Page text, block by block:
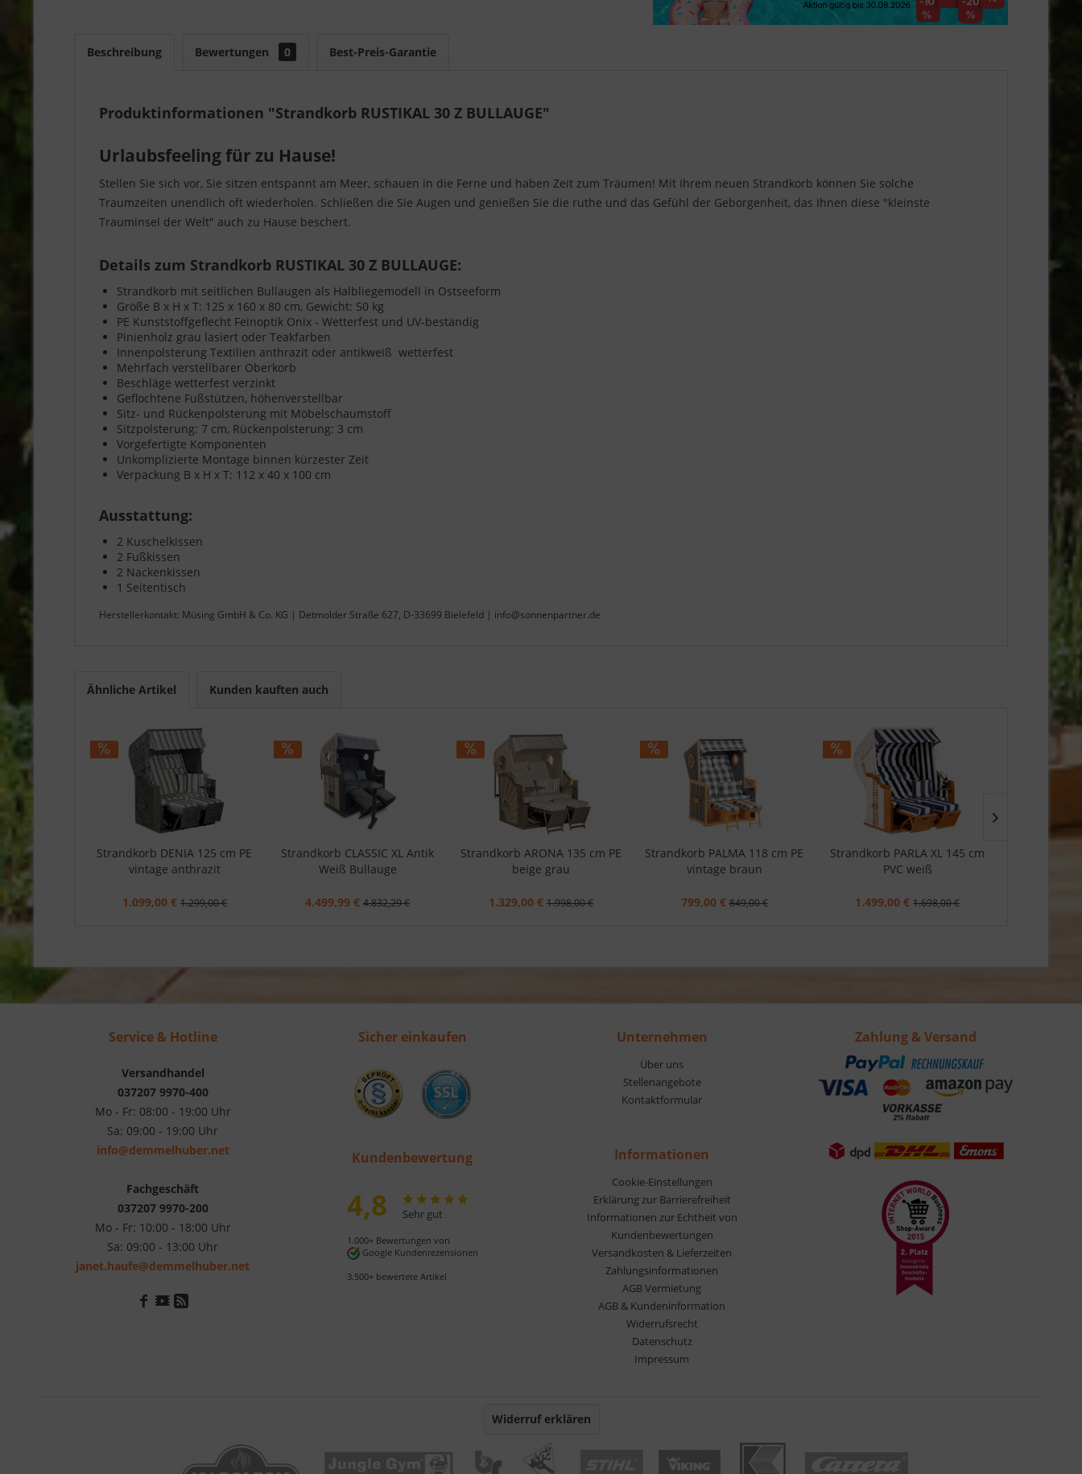
Beschreibung Bewertungen 0 Best-Preis-Garantie
Produktinformationen "Strandkorb RUSTIKAL 30 Z BULLAUGE"
Urlaubsfeeling für zu Hause!
Stellen Sie sich vor, Sie sitzen entspannt am Meer, schauen in die Ferne und haben Zeit zum Träumen! Mit Ihrem neuen Strandkorb können Sie solche
Traumzeiten unendlich oft wiederholen. Schließen die Sie Augen und genießen Sie die ruthe und das Gefühl der Geborgenheit, das Ihnen diese "kleinste
Trauminsel der Welt" auch zu Hause beschert.
Details zum Strandkorb RUSTIKAL 30 Z BULLAUGE:
Strandkorb mit seitlichen Bullaugen als Halbliegemodell in Ostseeform
Größe B x H x T: 125 x 160 x 80 cm, Gewicht: 50 kg
PE Kunststoffgeflecht Feinoptik Onix - Wetterfest und UV-beständig
Pinienholz grau lasiert oder Teakfarben
Innenpolsterung Textilien anthrazit oder antikweiß wetterfest
Mehrfach verstellbarer Oberkorb
Beschläge wetterfest verzinkt
Geflochtene Fußstützen, höhenverstellbar
Sitz- und Rückenpolsterung mit Möbelschaumstoff
Sitzpolsterung: 7 cm, Rückenpolsterung: 3 cm
Vorgefertigte Komponenten
Unkomplizierte Montage binnen kürzester Zeit
Verpackung B x H x T: 112 x 40 x 100 cm
Ausstattung:
2 Kuschelkissen
2 Fußkissen
2 Nackenkissen
1 Seitentisch
Herstellerkontakt: Müsing GmbH & Co. KG | Detmolder Straße 627, D-33699 Bielefeld | info@sonnenpartner.de
Ähnliche Artikel Kunden kauften auch
Strandkorb DENIA 125 cm PE
vintage anthrazit
1.099,00 € 1.299,00 €
Strandkorb CLASSIC XL Antik
Weiß Bullauge
4.499,99 € 4.832,29 €
Strandkorb ARONA 135 cm PE
beige grau
1.329,00 € 1.998,00 €
Strandkorb PALMA 118 cm PE
vintage braun
799,00 € 849,00 €
Strandkorb PARLA XL 145 cm
PVC weiß
1.499,00 € 1.698,00 €
AKTION
Service & Hotline
Versandhandel
037207 9970-400
Mo - Fr: 08:00 - 19:00 Uhr
Sa: 09:00 - 19:00 Uhr
info@demmelhuber.net
Fachgeschäft
037207 9970-200
Mo - Fr: 10:00 - 18:00 Uhr
Sa: 09:00 - 13:00 Uhr
janet.haufe@demmelhuber.net
Sicher einkaufen
Kundenbewertung
4,8 Sehr gut
1.000+ Bewertungen von
Google Kundenrezensionen
3.500+ bewertete Artikel
Unternehmen
Über uns
Stellenangebote
Kontaktformular
Informationen
Cookie-Einstellungen
Erklärung zur Barrierefreiheit
Informationen zur Echtheit von
Kundenbewertungen
Versandkosten & Lieferzeiten
Zahlungsinformationen
AGB Vermietung
AGB & Kundeninformation
Widerrufsrecht
Datenschutz
Impressum
Zahlung & Versand
Widerruf erklären